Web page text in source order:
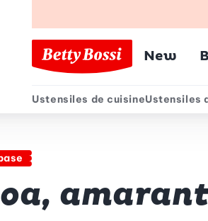
New
Menu
Ustensiles de cuisineUstensiles